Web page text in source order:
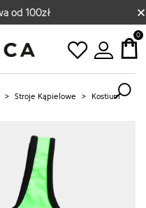
od 100zł ×
0
> Stroje Kąpielowe > Kostium